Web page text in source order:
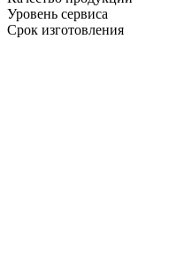
Уровень сервиса
Срок изготовления